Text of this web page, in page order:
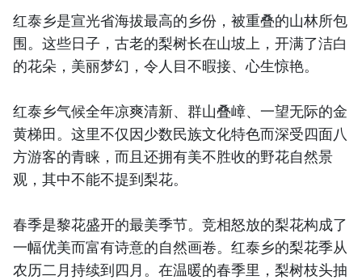
红泰乡是宣光省海拔最高的乡份，被重叠的山林所包
围。这些日子，古老的梨树长在山坡上，开满了洁白
的花朵，美丽梦幻，令人目不暇接、心生惊艳。
红泰乡气候全年凉爽清新、群山叠嶂、一望无际的金
黄梯田。这里不仅因少数民族文化特色而深受四面八
方游客的青睐，而且还拥有美不胜收的野花自然景
观，其中不能不提到梨花。
春季是黎花盛开的最美季节。竞相怒放的梨花构成了
一幅优美而富有诗意的自然画卷。红泰乡的梨花季从
农历二月持续到四月。在温暖的春季里，梨树枝头抽